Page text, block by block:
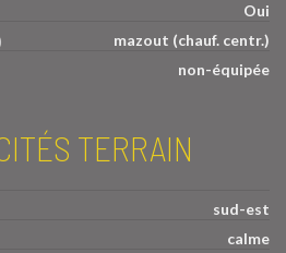
Oui
mazout (chauf. centr.)
non-équipée
TERRAIN
sud-est
calme